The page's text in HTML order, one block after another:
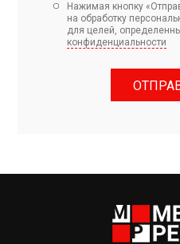
Нажимая кнопку
на обработку
для целей,
конфиденциальности